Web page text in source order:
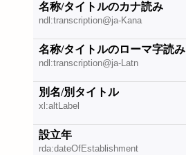
名称/タイトルのカナ読み
ndl:transcription@ja-Kana
名称/タイトルのローマ字読み
ndl:transcription@ja-Latn
別名/別タイトル
xl:altLabel
設立年
rda:dateOfEstablishment